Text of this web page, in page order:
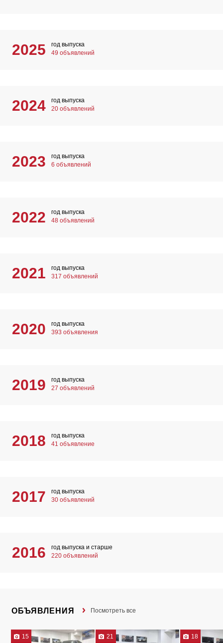
2025
год выпуска
49 объявлений
2024
год выпуска
20 объявлений
2023
год выпуска
6 объявлений
2022
год выпуска
48 объявлений
2021
год выпуска
317 объявлений
2020
год выпуска
393 объявления
2019
год выпуска
27 объявлений
2018
год выпуска
41 объявление
2017
год выпуска
30 объявлений
2016
год выпуска и старше
220 объявлений
ОБЪЯВЛЕНИЯ Посмотреть все
15 21 18